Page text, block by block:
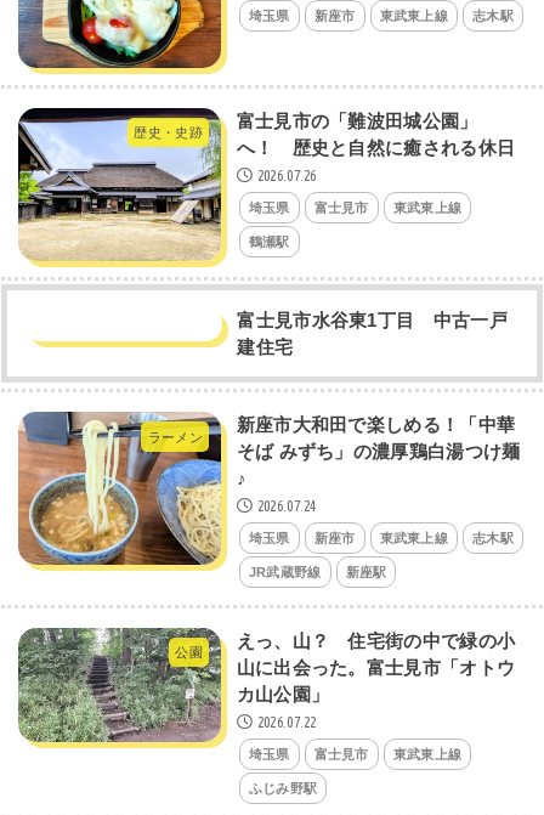
埼玉県 新座市 東武東上線 志木駅
歴史・史跡
​富士見市の「難波田城公園」
へ！ 歴史と自然に癒される休日
2026.07.26
埼玉県 富士見市 東武東上線
鶴瀬駅
富士見市水谷東1丁目 中古一戸
建住宅
ラーメン
新座市大和田で楽しめる！「中華
そば みずち」の濃厚鶏白湯つけ麺
♪
2026.07.24
埼玉県 新座市 東武東上線 志木駅
JR武蔵野線 新座駅
公園
えっ、山？ 住宅街の中で緑の小
山に出会った。富士見市「オトウ
カ山公園」
2026.07.22
埼玉県 富士見市 東武東上線
ふじみ野駅